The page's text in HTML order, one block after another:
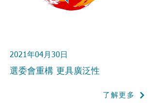
2021年04月30日
選委會重構 更具廣泛性
了解更多